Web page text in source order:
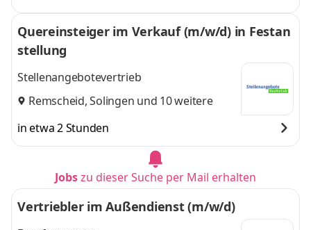
Quereinsteiger im Verkauf (m/w/d) in Festan
stellung
Stellenangebotevertrieb
Remscheid,Solingen und 10 weitere
in etwa 2 Stunden
Jobszu dieser Suche per Mail erhalten
Vertriebler im Außendienst (m/w/d)